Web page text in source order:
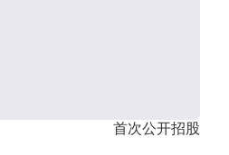
首次公开招股